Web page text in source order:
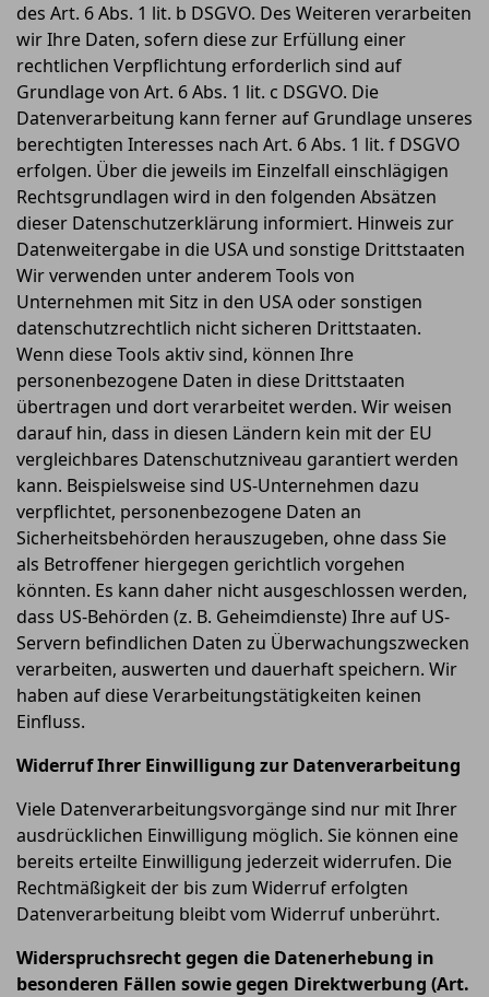
des Art. 6 Abs. 1 lit. b DSGVO. Des Weiteren verarbeiten
wir Ihre Daten, sofern diese zur Erfüllung einer
rechtlichen Verpflichtung erforderlich sind auf
Grundlage von Art. 6 Abs. 1 lit. c DSGVO. Die
Datenverarbeitung kann ferner auf Grundlage unseres
berechtigten Interesses nach Art. 6 Abs. 1 lit. f DSGVO
erfolgen. Über die jeweils im Einzelfall einschlägigen
Rechtsgrundlagen wird in den folgenden Absätzen
dieser Datenschutzerklärung informiert. Hinweis zur
Datenweitergabe in die USA und sonstige Drittstaaten
Wir verwenden unter anderem Tools von
Unternehmen mit Sitz in den USA oder sonstigen
datenschutzrechtlich nicht sicheren Drittstaaten.
Wenn diese Tools aktiv sind, können Ihre
personenbezogene Daten in diese Drittstaaten
übertragen und dort verarbeitet werden. Wir weisen
darauf hin, dass in diesen Ländern kein mit der EU
vergleichbares Datenschutzniveau garantiert werden
kann. Beispielsweise sind US-Unternehmen dazu
verpflichtet, personenbezogene Daten an
Sicherheitsbehörden herauszugeben, ohne dass Sie
als Betroffener hiergegen gerichtlich vorgehen
könnten. Es kann daher nicht ausgeschlossen werden,
dass US-Behörden (z. B. Geheimdienste) Ihre auf US-
Servern befindlichen Daten zu Überwachungszwecken
verarbeiten, auswerten und dauerhaft speichern. Wir
haben auf diese Verarbeitungstätigkeiten keinen
Einfluss.
Widerruf Ihrer Einwilligung zur Datenverarbeitung
Viele Datenverarbeitungsvorgänge sind nur mit Ihrer
ausdrücklichen Einwilligung möglich. Sie können eine
bereits erteilte Einwilligung jederzeit widerrufen. Die
Rechtmäßigkeit der bis zum Widerruf erfolgten
Datenverarbeitung bleibt vom Widerruf unberührt.
Widerspruchsrecht gegen die Datenerhebung in
besonderen Fällen sowie gegen Direktwerbung (Art.